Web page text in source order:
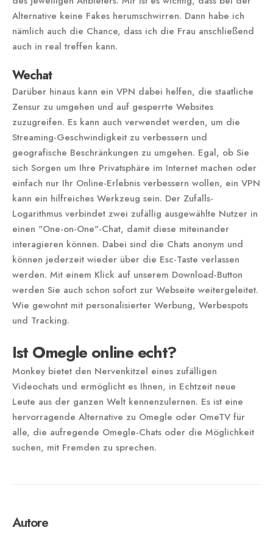
Alternative keine Fakes herumschwirren. Dann habe ich
nämlich auch die Chance, dass ich die Frau anschließend
auch in real treffen kann.
Wechat
Darüber hinaus kann ein VPN dabei helfen, die staatliche
Zensur zu umgehen und auf gesperrte Websites
zuzugreifen. Es kann auch verwendet werden, um die
Streaming-Geschwindigkeit zu verbessern und
geografische Beschränkungen zu umgehen. Egal, ob Sie
sich Sorgen um Ihre Privatsphäre im Internet machen oder
einfach nur Ihr Online-Erlebnis verbessern wollen, ein VPN
kann ein hilfreiches Werkzeug sein. Der Zufalls-
Logarithmus verbindet zwei zufällig ausgewählte Nutzer in
einen "One-on-One"-Chat, damit diese miteinander
interagieren können. Dabei sind die Chats anonym und
können jederzeit wieder über die Esc-Taste verlassen
werden. Mit einem Klick auf unserem Download-Button
werden Sie auch schon sofort zur Webseite weitergeleitet.
Wie gewohnt mit personalisierter Werbung, Werbespots
und Tracking.
Ist Omegle online echt?
Monkey bietet den Nervenkitzel eines zufälligen
Videochats und ermöglicht es Ihnen, in Echtzeit neue
Leute aus der ganzen Welt kennenzulernen. Es ist eine
hervorragende Alternative zu Omegle oder OmeTV für
alle, die aufregende Omegle-Chats oder die Möglichkeit
suchen, mit Fremden zu sprechen.
Autore